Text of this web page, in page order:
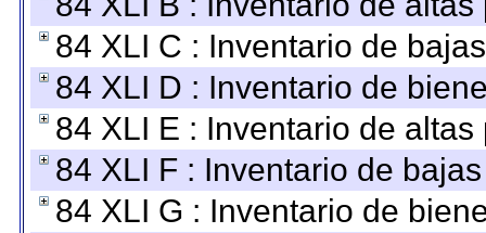
84 XLI C : Inventario de
84 XLI D : Inventario de
84 XLI E : Inventario de
84 XLI F : Inventario de
84 XLI G : Inventario de